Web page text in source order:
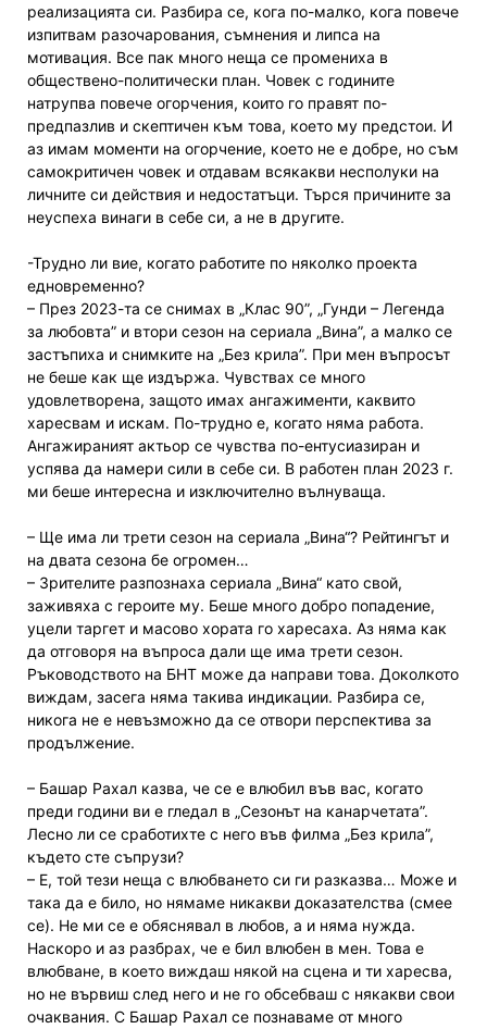
реализацията си. Разбира се, кога по-малко, кога повече
изпитвам разочарования, съмнения и липса на
мотивация. Все пак много неща се промениха в
обществено-политически план. Човек с годините
натрупва повече огорчения, които го правят по-
предпазлив и скептичен към това, което му предстои. И
аз имам моменти на огорчение, което не е добре, но съм
самокритичен човек и отдавам всякакви несполуки на
личните си действия и недостатъци. Търся причините за
неуспеха винаги в себе си, а не в другите.
-Трудно ли вие, когато работите по няколко проекта
едновременно?
– През 2023-та се снимах в „Клас 90”, „Гунди – Легенда
за любовта” и втори сезон на сериала „Вина”, а малко се
застъпиха и снимките на „Без крила”. При мен въпросът
не беше как ще издържа. Чувствах се много
удовлетворена, защото имах ангажименти, каквито
харесвам и искам. По-трудно е, когато няма работа.
Ангажираният актьор се чувства по-ентусиазиран и
успява да намери сили в себе си. В работен план 2023 г.
ми беше интересна и изключително вълнуваща.
– Ще има ли трети сезон на сериала „Вина“? Рейтингът и
на двата сезона бе огромен…
– Зрителите разпознаха сериала „Вина“ като свой,
заживяха с героите му. Беше много добро попадение,
уцели таргет и масово хората го харесаха. Аз няма как
да отговоря на въпроса дали ще има трети сезон.
Ръководството на БНТ може да направи това. Доколкото
виждам, засега няма такива индикации. Разбира се,
никога не е невъзможно да се отвори перспектива за
продължение.
– Башар Рахал казва, че се е влюбил във вас, когато
преди години ви е гледал в „Сезонът на канарчетата”.
Лесно ли се сработихте с него във филма „Без крила”,
където сте съпрузи?
– Е, той тези неща с влюбването си ги разказва… Може и
така да е било, но нямаме никакви доказателства (смее
се). Не ми се е обяснявал в любов, а и няма нужда.
Наскоро и аз разбрах, че е бил влюбен в мен. Това е
влюбване, в което виждаш някой на сцена и ти харесва,
но не вървиш след него и не го обсебваш с някакви свои
очаквания. С Башар Рахал се познаваме от много